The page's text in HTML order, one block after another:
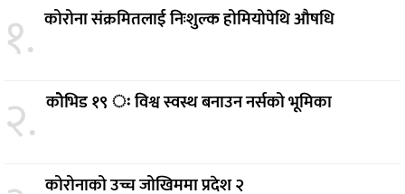
१. कोरोना संक्रमितलाई निःशुल्क होमियोपेथि औषधि
२. कोेभिड १९ ः विश्व स्वस्थ बनाउन नर्सको भूमिका
कोरोनाको उच्च जोखिममा प्रदेश २